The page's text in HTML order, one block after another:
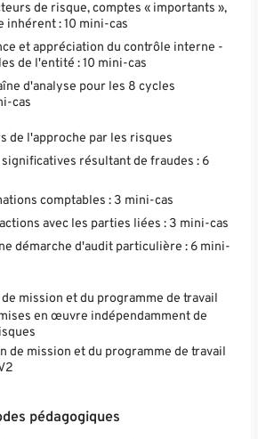
de risque, comptes « importants »,
inhérent : 10 mini-cas
et appréciation du contrôle interne -
de l'entité : 10 mini-cas
d'analyse pour les 8 cycles
cas
de l'approche par les risques
résultant de fraudes : 6
comptables : 3 mini-cas
avec les parties liées : 3 mini-cas
démarche d'audit particulière : 6 mini-
mission et du programme de travail
en œuvre indépendamment de
de mission et du programme de travail
pédagogiques